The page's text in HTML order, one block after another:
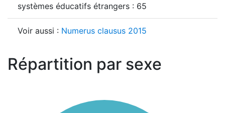
systèmes éducatifs étrangers : 65
Voir aussi : Numerus clausus 2015
Répartition par sexe